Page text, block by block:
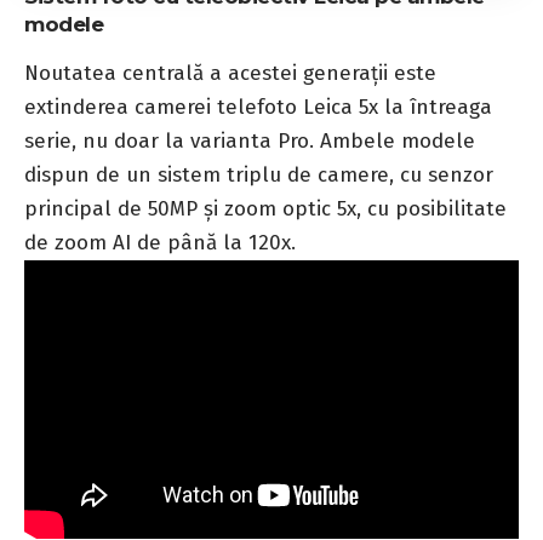
modele
Noutatea centrală a acestei generații este
extinderea camerei telefoto Leica 5x la întreaga
serie, nu doar la varianta Pro. Ambele modele
dispun de un sistem triplu de camere, cu senzor
principal de 50MP și zoom optic 5x, cu posibilitate
de zoom AI de până la 120x.